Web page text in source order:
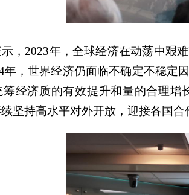
，2023年，全球经济在动荡中艰
年，世界经济仍面临不确定不稳定
筹经济质的有效提升和量的合理
坚持高水平对外开放，迎接各国合